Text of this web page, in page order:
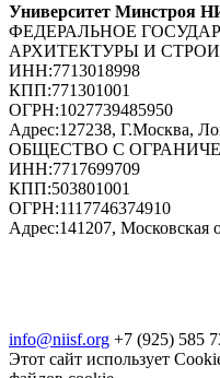
Университет
ФЕДЕРАЛЬНОЕ
АРХИТЕКТУРЫ И
ИНН:7713018998
КПП:771301001
ОГРН:1027739485950
Адрес:127238, Г.Москва,
ОБЩЕСТВО С
ИНН:7717699709
КПП:503801001
ОГРН:1117746374910
Адрес:141207, Московская
info@niisf.org +7 (925) 585
Этот сайт использует